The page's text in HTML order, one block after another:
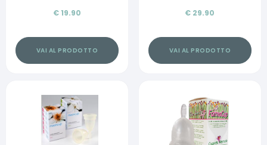
€ 19.90
VAI AL PRODOTTO
€ 29.90
VAI AL PRODOTTO